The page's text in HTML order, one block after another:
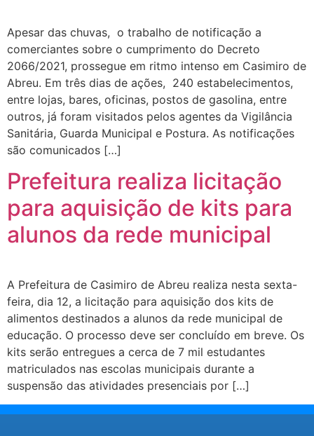
Apesar das chuvas, o trabalho de notificação a
comerciantes sobre o cumprimento do Decreto
2066/2021, prossegue em ritmo intenso em Casimiro de
Abreu. Em três dias de ações, 240 estabelecimentos,
entre lojas, bares, oficinas, postos de gasolina, entre
outros, já foram visitados pelos agentes da Vigilância
Sanitária, Guarda Municipal e Postura. As notificações
são comunicados […]
Prefeitura realiza licitação
para aquisição de kits para
alunos da rede municipal
A Prefeitura de Casimiro de Abreu realiza nesta sexta-
feira, dia 12, a licitação para aquisição dos kits de
alimentos destinados a alunos da rede municipal de
educação. O processo deve ser concluído em breve. Os
kits serão entregues a cerca de 7 mil estudantes
matriculados nas escolas municipais durante a
suspensão das atividades presenciais por […]